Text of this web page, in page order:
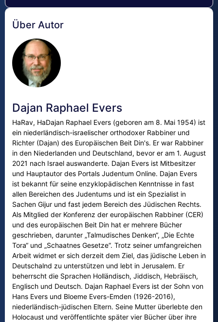
Über Autor
Dajan Raphael Evers
HaRav, HaDajan Raphael Evers (geboren am 8. Mai 1954) ist
ein niederländisch-israelischer orthodoxer Rabbiner und
Richter (Dajan) des Europäischen Beit Din's. Er war Rabbiner
in den Niederlanden und Deutschland, bevor er am 1. August
2021 nach Israel auswanderte. Dajan Evers ist Mitbesitzer
und Hauptautor des Portals Judentum Online. Dajan Evers
ist bekannt für seine enzyklopädischen Kenntnisse in fast
allen Bereichen des Judentums und ist ein Spezialist in
Sachen Gijur und fast jedem Bereich des Jüdischen Rechts.
Als Mitglied der Konferenz der europäischen Rabbiner (CER)
und des europäischen Beit Din hat er mehrere Bücher
geschrieben, darunter „Talmudisches Denken“, „Die Echte
Tora“ und „Schaatnes Gesetze“. Trotz seiner umfangreichen
Arbeit widmet er sich derzeit dem Ziel, das jüdische Leben in
Deutschalnd zu unterstützen und lebt in Jerusalem. Er
beherrscht die Sprachen Holländisch, Jiddisch, Hebräisch,
Englisch und Deutsch. Dajan Raphael Evers ist der Sohn von
Hans Evers und Bloeme Evers-Emden (1926-2016),
niederländisch-jüdischen Eltern. Seine Mutter überlebte den
Holocaust und veröffentlichte später vier Bücher über ihre